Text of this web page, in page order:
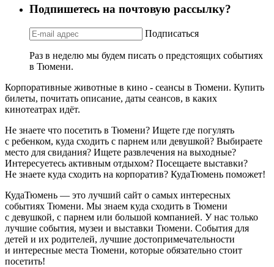
Подпишетесь на почтовую рассылку?
Подписаться
Раз в неделю мы будем писать о предстоящих событиях
в Тюмени.
Корпоративные животные в кино - сеансы в Тюмени. Купить
билеты, почитать описание, даты сеансов, в каких
кинотеатрах идёт.
Не знаете что посетить в Тюмени? Ищете где погулять
с ребенком, куда сходить с парнем или девушкой? Выбираете
место для свидания? Ищете развлечения на выходные?
Интересуетесь активным отдыхом? Посещаете выставки?
Не знаете куда сходить на корпоратив? КудаТюмень поможет!
КудаТюмень — это лучший сайт о самых интересных
событиях Тюмени. Мы знаем куда сходить в Тюмени
с девушкой, с парнем или большой компанией. У нас только
лучшие события, музеи и выставки Тюмени. События для
детей и их родителей, лучшие достопримечательности
и интересные места Тюмени, которые обязательно стоит
посетить!